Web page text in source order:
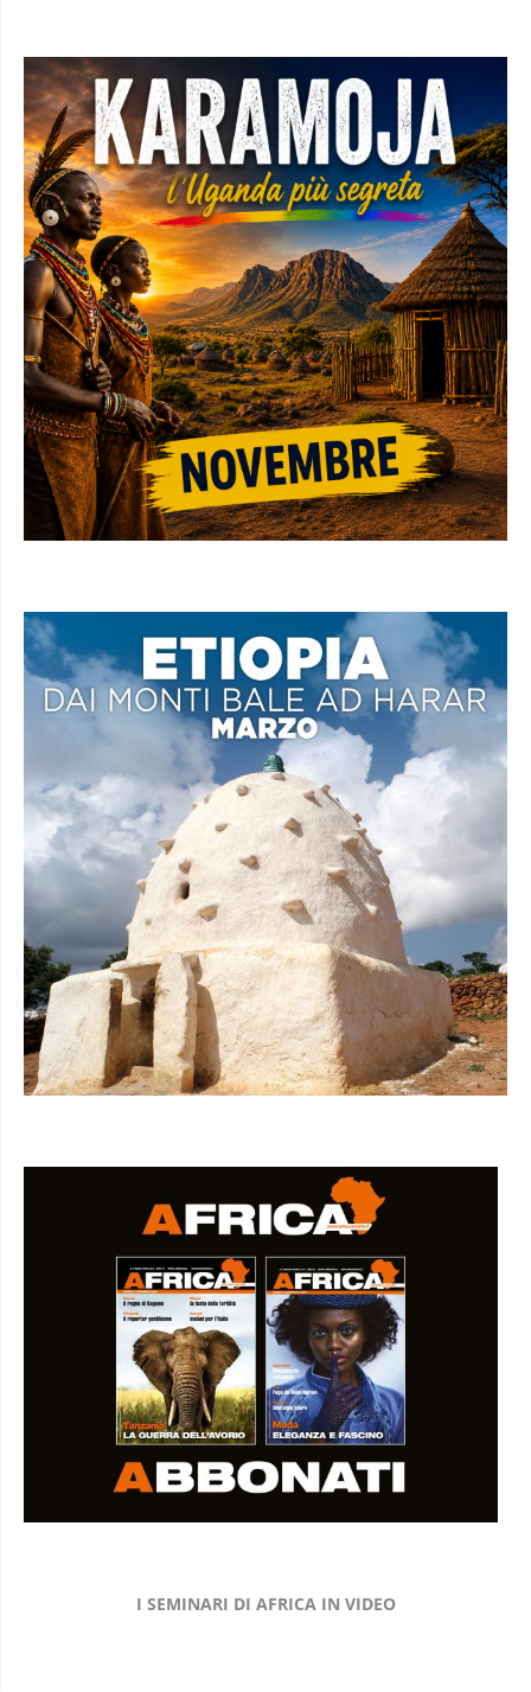
I SEMINARI DI AFRICA IN VIDEO